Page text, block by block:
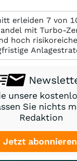
erleiden 7 von
mit Turbo-
hoch
unsere
Sie nichts
Redaktion
Jetzt